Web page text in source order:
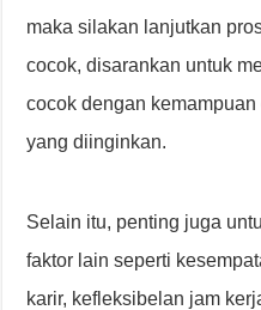
maka silakan lanjutkan
cocok, disarankan untuk
cocok dengan
yang diinginkan.
Selain itu, penting juga
faktor lain seperti
karir, kefleksibelan jam